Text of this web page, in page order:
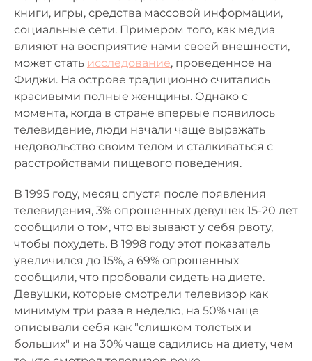
книги, игры, средства массовой информации,
социальные сети. Примером того, как медиа
влияют на восприятие нами своей внешности,
может стать исследование, проведенное на
Фиджи. На острове традиционно считались
красивыми полные женщины. Однако с
момента, когда в стране впервые появилось
телевидение, люди начали чаще выражать
недовольство своим телом и сталкиваться с
расстройствами пищевого поведения.
В 1995 году, месяц спустя после появления
телевидения, 3% опрошенных девушек 15-20 лет
сообщили о том, что вызывают у себя рвоту,
чтобы похудеть. В 1998 году этот показатель
увеличился до 15%, а 69% опрошенных
сообщили, что пробовали сидеть на диете.
Девушки, которые смотрели телевизор как
минимум три раза в неделю, на 50% чаще
описывали себя как "слишком толстых и
больших" и на 30% чаще садились на диету, чем